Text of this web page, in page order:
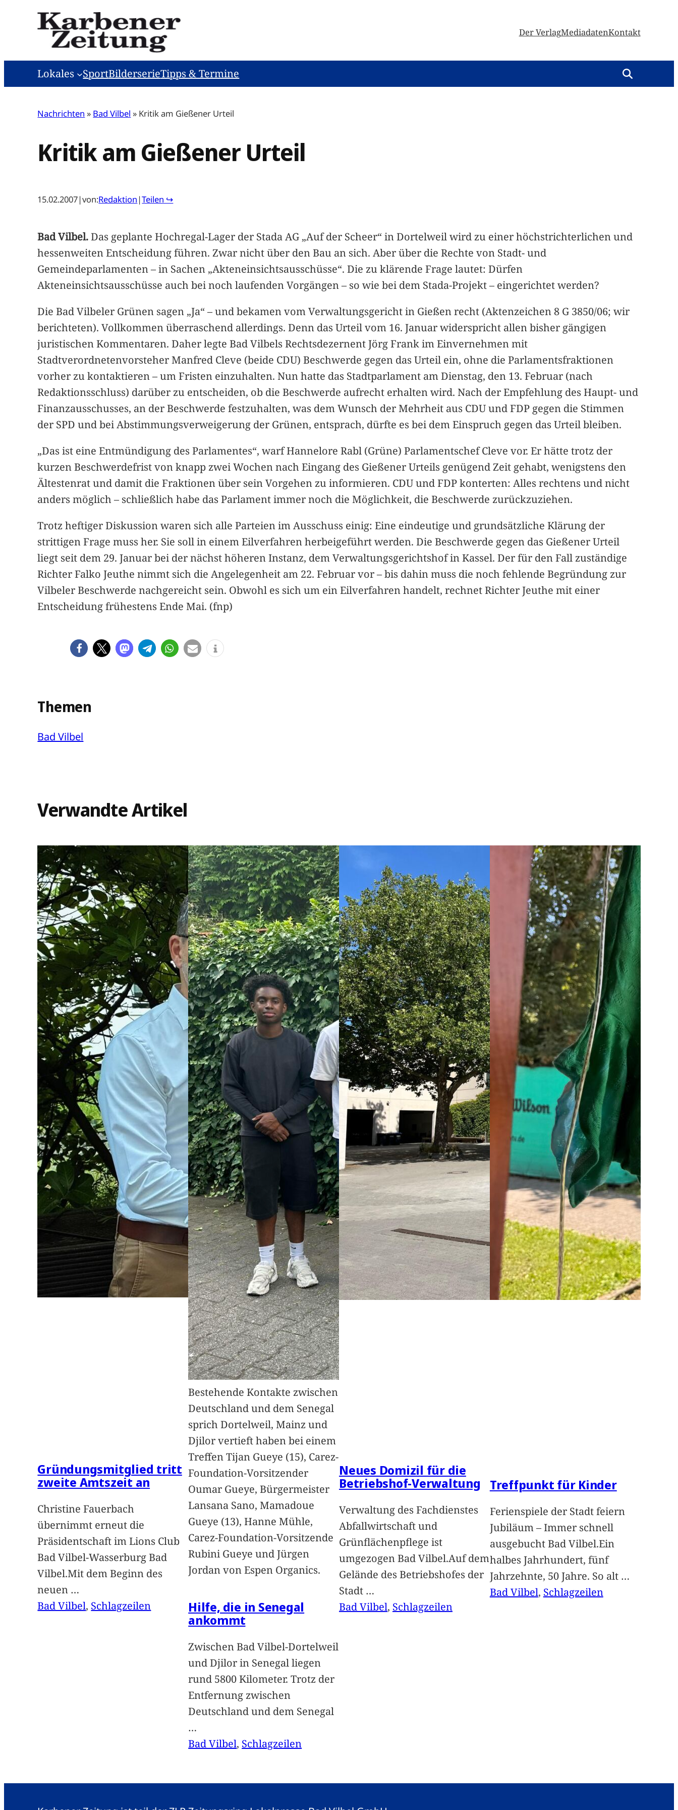
Der VerlagMediadatenKontakt
Lokales SportBilderserieTipps & Termine
Nachrichten » Bad Vilbel » Kritik am Gießener Urteil
Kritik am Gießener Urteil
15.02.2007|von:Redaktion |Teilen ↪
Bad Vilbel.Das geplante Hochregal-Lager der Stada AG „Auf der Scheer“ in Dortelweil wird zu einer höchstrichterlichen und
hessenweiten Entscheidung führen. Zwar nicht über den Bau an sich. Aber über die Rechte von Stadt- und
Gemeindeparlamenten – in Sachen „Akteneinsichtsausschüsse“. Die zu klärende Frage lautet: Dürfen
Akteneinsichtsausschüsse auch bei noch laufenden Vorgängen – so wie bei dem Stada-Projekt – eingerichtet werden?
Die Bad Vilbeler Grünen sagen „Ja“ – und bekamen vom Verwaltungsgericht in Gießen recht (Aktenzeichen 8 G 3850/06; wir
berichteten). Vollkommen überraschend allerdings. Denn das Urteil vom 16. Januar widerspricht allen bisher gängigen
juristischen Kommentaren. Daher legte Bad Vilbels Rechtsdezernent Jörg Frank im Einvernehmen mit
Stadtverordnetenvorsteher Manfred Cleve (beide CDU) Beschwerde gegen das Urteil ein, ohne die Parlamentsfraktionen
vorher zu kontaktieren – um Fristen einzuhalten. Nun hatte das Stadtparlament am Dienstag, den 13. Februar (nach
Redaktionsschluss) darüber zu entscheiden, ob die Beschwerde aufrecht erhalten wird. Nach der Empfehlung des Haupt- und
Finanzausschusses, an der Beschwerde festzuhalten, was dem Wunsch der Mehrheit aus CDU und FDP gegen die Stimmen
der SPD und bei Abstimmungsverweigerung der Grünen, entsprach, dürfte es bei dem Einspruch gegen das Urteil bleiben.
„Das ist eine Entmündigung des Parlamentes“, warf Hannelore Rabl (Grüne) Parlamentschef Cleve vor. Er hätte trotz der
kurzen Beschwerdefrist von knapp zwei Wochen nach Eingang des Gießener Urteils genügend Zeit gehabt, wenigstens den
Ältestenrat und damit die Fraktionen über sein Vorgehen zu informieren. CDU und FDP konterten: Alles rechtens und nicht
anders möglich – schließlich habe das Parlament immer noch die Möglichkeit, die Beschwerde zurückzuziehen.
Trotz heftiger Diskussion waren sich alle Parteien im Ausschuss einig: Eine eindeutige und grundsätzliche Klärung der
strittigen Frage muss her. Sie soll in einem Eilverfahren herbeigeführt werden. Die Beschwerde gegen das Gießener Urteil
liegt seit dem 29. Januar bei der nächst höheren Instanz, dem Verwaltungsgerichtshof in Kassel. Der für den Fall zuständige
Richter Falko Jeuthe nimmt sich die Angelegenheit am 22. Februar vor – bis dahin muss die noch fehlende Begründung zur
Vilbeler Beschwerde nachgereicht sein. Obwohl es sich um ein Eilverfahren handelt, rechnet Richter Jeuthe mit einer
Entscheidung frühestens Ende Mai. (fnp)
Themen
Bad Vilbel
Verwandte Artikel
Gründungsmitglied tritt
zweite Amtszeit an
Christine Fauerbach
übernimmt erneut die
Präsidentschaft im Lions Club
Bad Vilbel-Wasserburg Bad
Vilbel.Mit dem Beginn des
neuen …
Bad Vilbel, Schlagzeilen
Bestehende Kontakte zwischen
Deutschland und dem Senegal
sprich Dortelweil, Mainz und
Djilor vertieft haben bei einem
Treffen Tijan Gueye (15), Carez-
Foundation-Vorsitzender
Oumar Gueye, Bürgermeister
Lansana Sano, Mamadoue
Gueye (13), Hanne Mühle,
Carez-Foundation-Vorsitzende
Rubini Gueye und Jürgen
Jordan von Espen Organics.
Hilfe, die in Senegal
ankommt
Zwischen Bad Vilbel-Dortelweil
und Djilor in Senegal liegen
rund 5800 Kilometer. Trotz der
Entfernung zwischen
Deutschland und dem Senegal
…
Bad Vilbel, Schlagzeilen
Neues Domizil für die
Betriebshof-Verwaltung
Verwaltung des Fachdienstes
Abfallwirtschaft und
Grünflächenpflege ist
umgezogen Bad Vilbel.Auf dem
Gelände des Betriebshofes der
Stadt …
Bad Vilbel, Schlagzeilen
Treffpunkt für Kinder
Ferienspiele der Stadt feiern
Jubiläum – Immer schnell
ausgebucht Bad Vilbel.Ein
halbes Jahrhundert, fünf
Jahrzehnte, 50 Jahre. So alt …
Bad Vilbel, Schlagzeilen